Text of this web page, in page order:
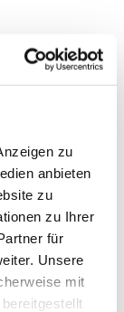
zu
anbieten
zu
zu Ihrer
für
Unsere
mit